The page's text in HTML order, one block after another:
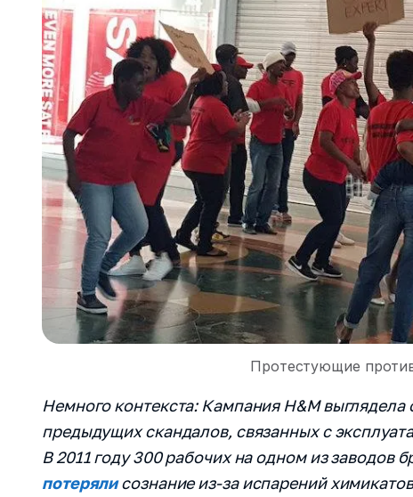
Протестующие
Немного контекста: Кампания H&M
предыдущих скандалов, связанных с
В 2011 году 300 рабочих на одном из заводов
потерялисознание из-за испарений
Наши менеджеры
бизнес-задачи
Проведут
функционала
Ответят на